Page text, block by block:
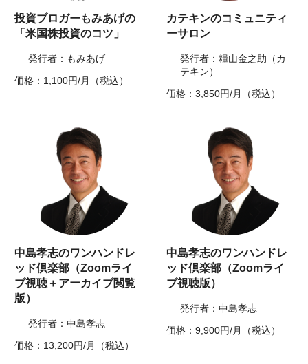
投資ブロガーもみあげの
「米国株投資のコツ」
発行者：もみあげ
価格：1,100円/月（税込）
カテキンのコミュニティ
ーサロン
発行者：糧山金之助（カ
テキン）
価格：3,850円/月（税込）
中島孝志のワンハンドレ
ッド倶楽部（Zoomライ
ブ視聴＋アーカイブ閲覧
版）
発行者：中島孝志
価格：13,200円/月（税込）
中島孝志のワンハンドレ
ッド倶楽部（Zoomライ
ブ視聴版）
発行者：中島孝志
価格：9,900円/月（税込）